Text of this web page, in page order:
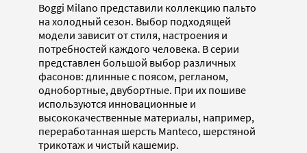
Boggi Milano представили коллекцию пальто
на холодный сезон. Выбор подходящей
модели зависит от стиля, настроения и
потребностей каждого человека. В серии
представлен большой выбор различных
фасонов: длинные с поясом, регланом,
однобортные, двубортные. При их пошиве
используются инновационные и
высококачественные материалы, например,
переработанная шерсть Manteco, шерстяной
трикотаж и чистый кашемир.